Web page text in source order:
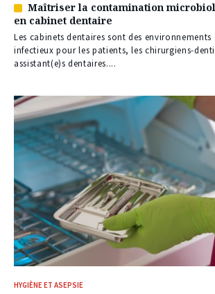
Article
réservé
à
nos
abonnés
Maîtriser la contamination
en cabinet dentaire
Les cabinets dentaires sont des environnements
infectieux pour les patients, les chirurgiens-
assistant(e)s dentaires....
HYGIÈNE ET ASEPSIE